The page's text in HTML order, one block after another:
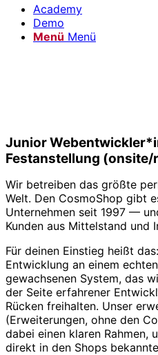
Academy
Demo
Menü Menü
Junior
Festanstellung (onsite/
Wir betreiben das größte
Welt. Den CosmoShop gibt
Unternehmen seit 1997 —
Kunden aus Mittelstand und
Für deinen Einstieg heißt
Entwicklung an einem
gewachsenen System, das
der Seite erfahrener
Rücken freihalten. Unser
(Erweiterungen, ohne den
dabei einen klaren Rahmen,
direkt in den Shops